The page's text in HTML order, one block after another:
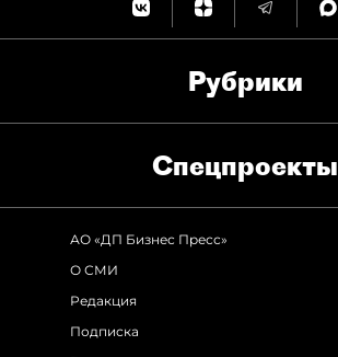
Рубрики
Спец­проекты
АО «ДП Бизнес Пресс»
О СМИ
Редакция
Подписка